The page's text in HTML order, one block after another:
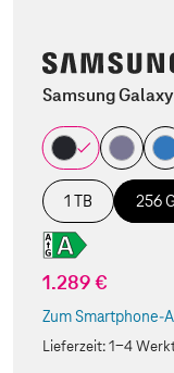
Samsung
1 TB 256
1.289 €
Zum Smartphone-
(Der Link wird in
Lieferzeit:1-4